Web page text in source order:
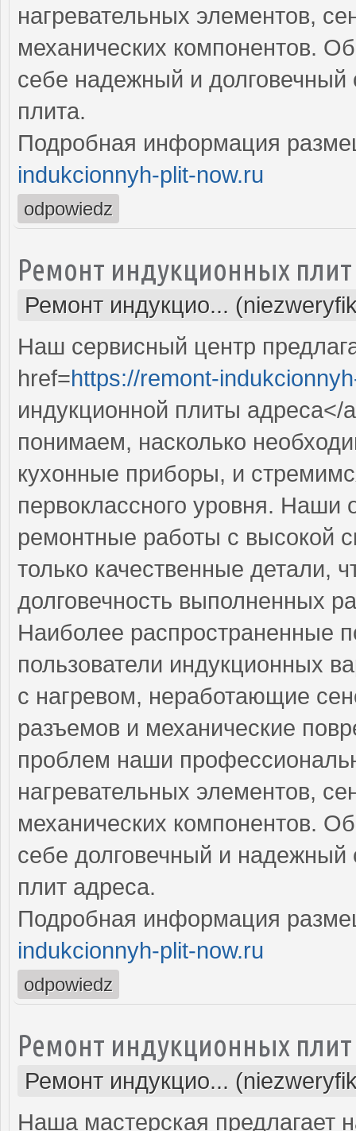
нагревательных элементов,
механических компонентов.
себе надежный и долговечный
плита.
Подробная информация
indukcionnyh-plit-now.ru
odpowiedz
Ремонт индукционных плит
Ремонт индукцио...
Наш сервисный центр
href=https://remont-
индукционной плиты
понимаем, насколько
кухонные приборы, и
первоклассного уровня. Наши
ремонтные работы с высокой
только качественные детали,
долговечность выполненных
Наиболее распространенные
пользователи индукционных
с нагревом, неработающие
разъемов и механические
проблем наши
нагревательных элементов,
механических компонентов.
себе долговечный и
плит адреса.
Подробная информация
indukcionnyh-plit-now.ru
odpowiedz
Ремонт индукционных плит
Ремонт индукцио...
Наша мастерская предлагает